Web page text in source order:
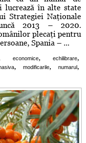
lucrează în alte state
Strategiei Naţionale
2013 – 2020.
plecaţi pentru
Spania – ...
economice, echilibrare,
, modificarile, numarul ,